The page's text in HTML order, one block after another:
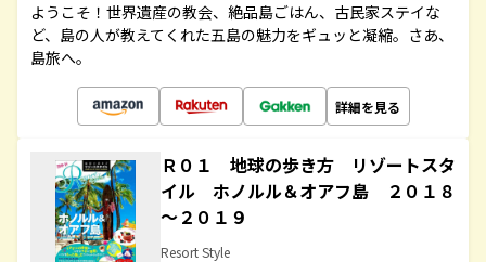
ようこそ！世界遺産の教会、絶品島ごはん、古民家ステイな
ど、島の人が教えてくれた五島の魅力をギュッと凝縮。さあ、
島旅へ。
詳細を見る
Ｒ０１ 地球の歩き方 リゾートスタ
イル ホノルル＆オアフ島 ２０１８
～２０１９
Resort Style